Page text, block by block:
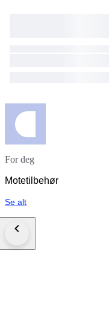
For deg
Motetilbehør
Se alt